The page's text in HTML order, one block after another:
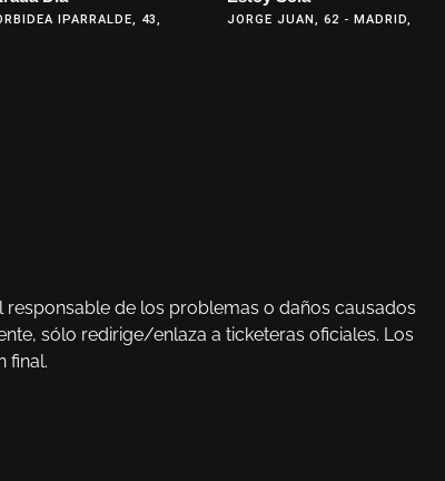
IPARRALDE, 43, JORGE JUAN, 62 - MADRID,
de los problemas o daños causados
sólo redirige/enlaza a ticketeras oficiales. Los
final.